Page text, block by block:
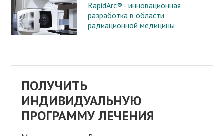
RapidArc® - инновационная
разработка в области
радиационной медицины
ПОЛУЧИТЬ
ИНДИВИДУАЛЬНУЮ
ПРОГРАММУ ЛЕЧЕНИЯ